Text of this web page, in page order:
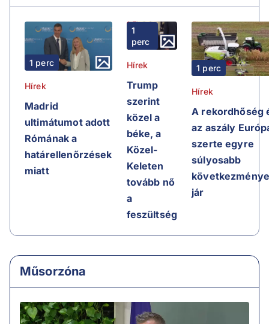
1 perc
Hírek
Madrid
ultimátumot adott
Rómának a
határellenőrzések
miatt
1
perc
Hírek
Trump
szerint
közel a
béke, a
Közel-
Keleten
tovább nő
a
feszültség
1 perc
Hírek
A rekordhőség
az aszály
szerte egyre
súlyosabb
jár
Műsorzóna